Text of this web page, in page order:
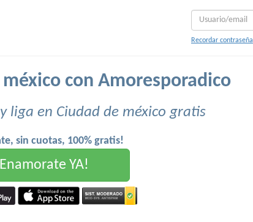
Recordar contraseña
con Amoresporadico
liga en Ciudad de méxico gratis
sin cuotas, 100% gratis!
Enamorate YA!